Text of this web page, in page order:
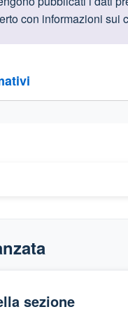
con informazioni sui
sezione